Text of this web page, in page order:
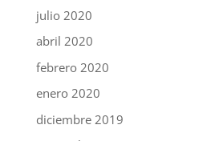
julio 2020
abril 2020
febrero 2020
enero 2020
diciembre 2019